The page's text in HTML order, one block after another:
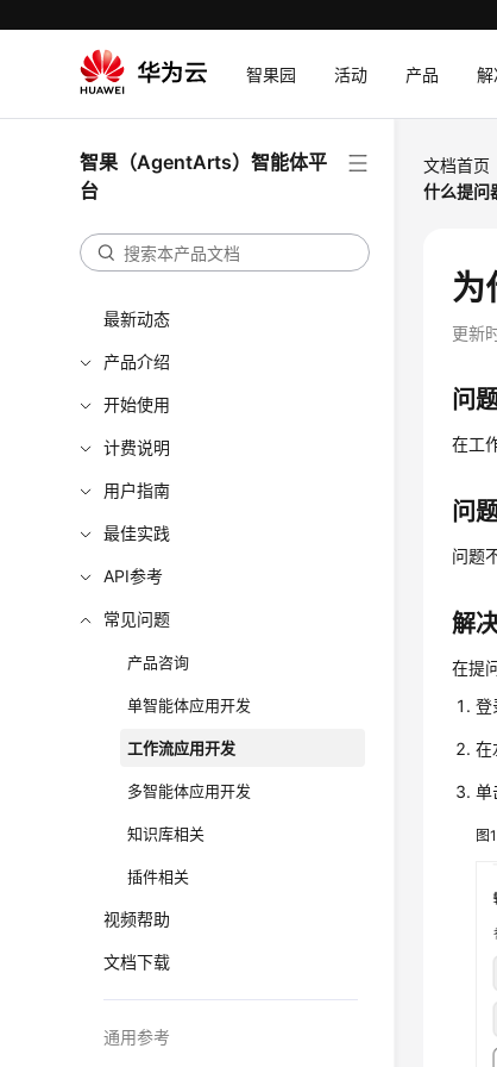
智果园 活动 产品 解
智果（AgentArts）智能体平
台
最新动态
产品介绍
开始使用
计费说明
用户指南
最佳实践
API参考
常见问题
产品咨询
单智能体应用开发
工作流应用开发
多智能体应用开发
知识库相关
插件相关
视频帮助
文档下载
通用参考
文档首页
什么提问
为
更新
问
在工
问
问题
解
在提
登
在
单
图